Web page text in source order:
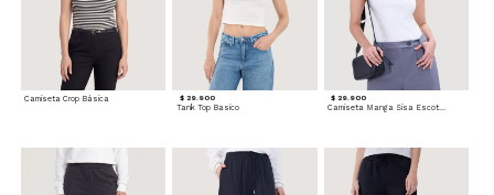
Camiseta Crop Básica $ 29.900
Tank Top Basico
$ 29.900
Camiseta Manga Sisa Escotada